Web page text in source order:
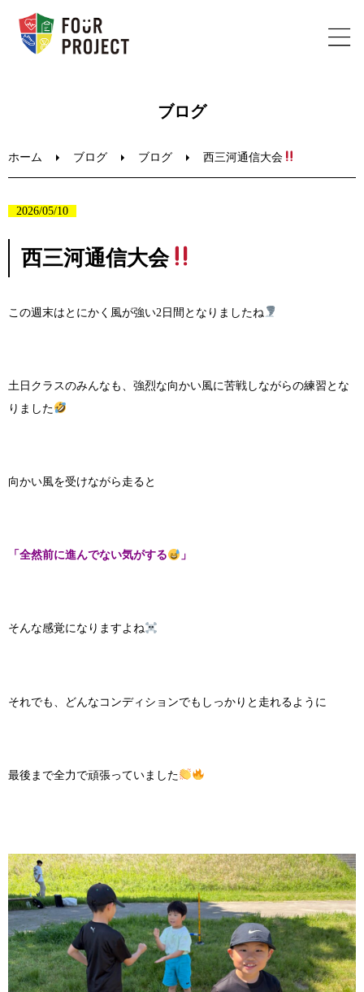
ブログ
ホーム ブログ ブログ 西三河通信大会
2026/05/10
西三河通信大会
この週末はとにかく風が強い2日間となりましたね
土日クラスのみんなも、強烈な向かい風に苦戦しながらの練習とな
りました
向かい風を受けながら走ると
「全然前に進んでない気がする 」
そんな感覚になりますよね
それでも、どんなコンディションでもしっかりと走れるように
最後まで全力で頑張っていました